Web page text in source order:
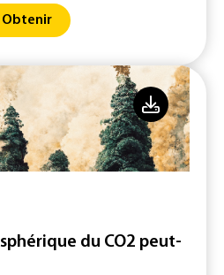
Obtenir
du CO2 peut-